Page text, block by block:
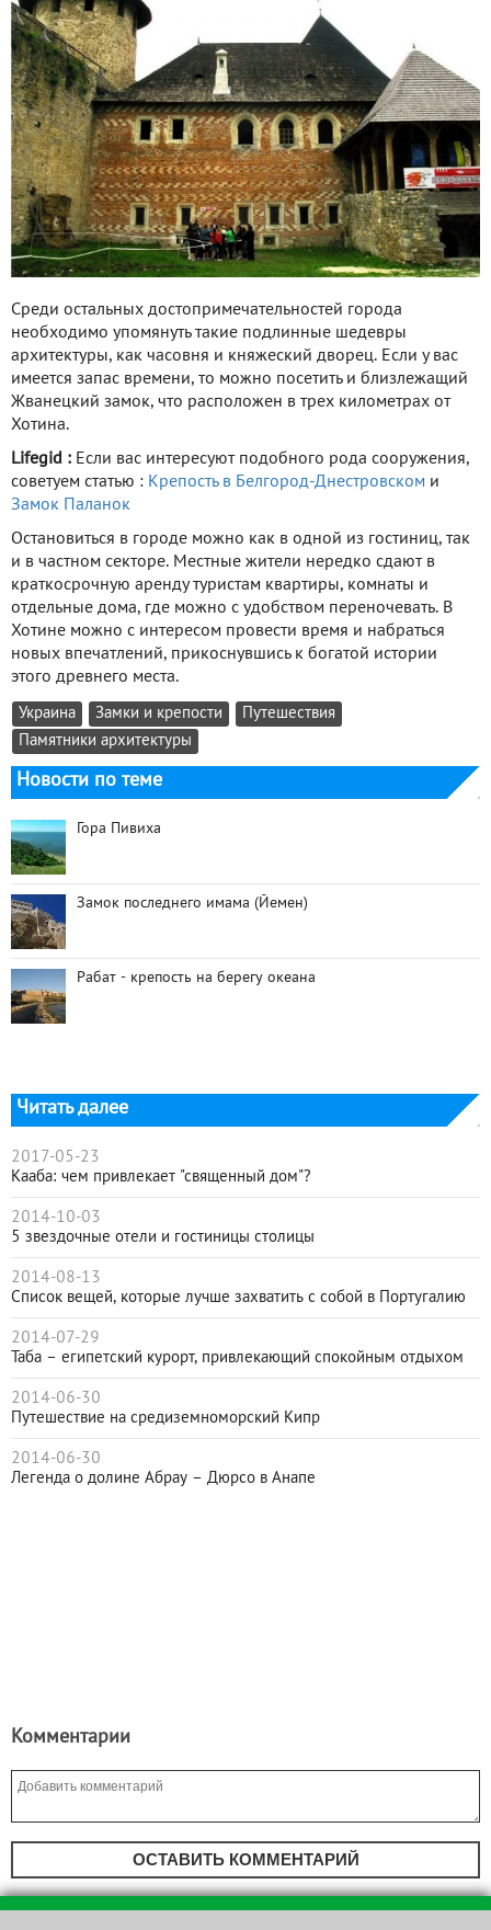
Среди остальных достопримечательностей города
необходимо упомянуть такие подлинные шедевры
архитектуры, как часовня и княжеский дворец. Если у вас
имеется запас времени, то можно посетить и близлежащий
Жванецкий замок, что расположен в трех километрах от
Хотина.
Lifegid : Если вас интересуют подобного рода сооружения,
советуем статью : Крепость в Белгород-Днестровском и
Замок Паланок
Остановиться в городе можно как в одной из гостиниц, так
и в частном секторе. Местные жители нередко сдают в
краткосрочную аренду туристам квартиры, комнаты и
отдельные дома, где можно с удобством переночевать. В
Хотине можно с интересом провести время и набраться
новых впечатлений, прикоснувшись к богатой истории
этого древнего места.
Украина Замки и крепости
Путешествия
Памятники архитектуры
Новости по теме
Гора Пивиха
Замок последнего имама (Йемен)
Рабат - крепость на берегу океана
Читать далее
2017-05-23
Кааба: чем привлекает "священный дом"?
2014-10-03
5 звездочные отели и гостиницы столицы
2014-08-13
Cписок вещей, которые лучше захватить с собой в Португалию
2014-07-29
Таба – египетский курорт, привлекающий спокойным отдыхом
2014-06-30
Путешествие на средиземноморский Кипр
2014-06-30
Легенда о долине Абрау – Дюрсо в Анапе
Комментарии
ОСТАВИТЬ КОММЕНТАРИЙ